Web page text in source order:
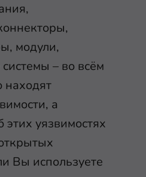
модули,
– во всём
находят
а
уязвимостях
Вы используете